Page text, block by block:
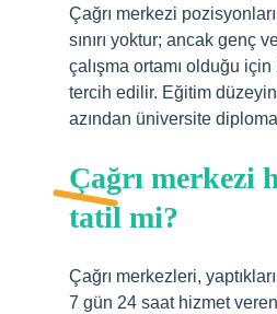
Çağrı merkezi
sınırı yoktur; ancak genç
çalışma ortamı olduğu için
tercih edilir. Eğitim
azından üniversite
Çağrı merkezi
tatil mi?
Çağrı merkezleri,
7 gün 24 saat hizmet